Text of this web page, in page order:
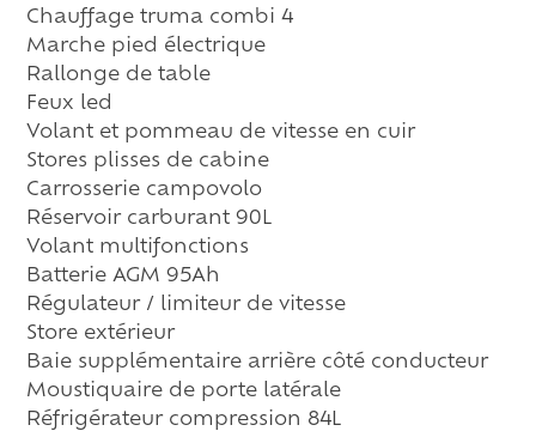
Chauffage truma combi 4
Marche pied électrique
Rallonge de table
Feux led
Volant et pommeau de vitesse en cuir
Stores plisses de cabine
Carrosserie campovolo
Réservoir carburant 90L
Volant multifonctions
Batterie AGM 95Ah
Régulateur / limiteur de vitesse
Store extérieur
Baie supplémentaire arrière côté conducteur
Moustiquaire de porte latérale
Réfrigérateur compression 84L